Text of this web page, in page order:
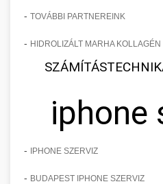
- TOVÁBBI PARTNEREINK
- HIDROLIZÁLT MARHA KOLLAGÉN
iphone
- IPHONE SZERVIZ
- BUDAPEST IPHONE SZERVIZ